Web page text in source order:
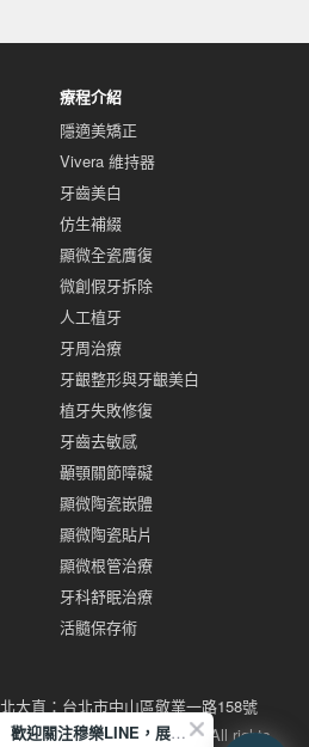
療程介紹
隱適美矯正
Vivera 維持器
牙齒美白
仿生補綴
顯微全瓷膺復
微創假牙拆除
人工植牙
牙周治療
牙齦整形與牙齦美白
植牙失敗修復
牙齒去敏感
顳顎關節障礙
顯微陶瓷嵌體
顯微陶瓷貼片
顯微根管治療
牙科舒眠治療
活髓保存術
大直： 台北市中山區敬業一路158號
牙醫 Glamour Dental Office All rights
歡迎關注穆樂LINE，展開您的健康美學旅程